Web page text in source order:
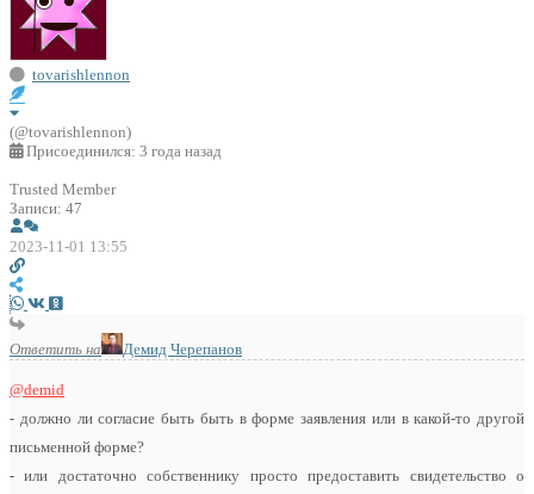
tovarishlennon
(@tovarishlennon)
Присоединился: 3 года назад
Trusted Member
Записи: 47
2023-11-01 13:55
Ответить на Демид Черепанов
@demid
- должно ли согласие быть быть в форме заявления или в какой-то другой
письменной форме?
- или достаточно собственнику просто предоставить свидетельство о